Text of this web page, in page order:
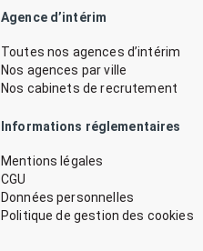
Agence d’intérim
Toutes nos agences d’intérim
Nos agences par ville
Nos cabinets de recrutement
Informations réglementaires
Mentions légales
CGU
Données personnelles
Politique de gestion des cookies